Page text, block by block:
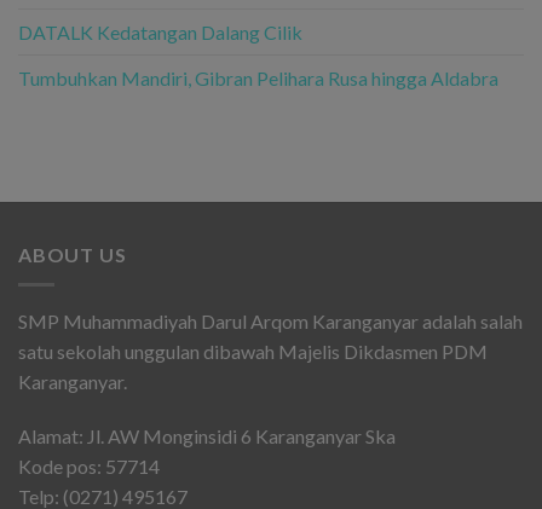
DATALK Kedatangan Dalang Cilik
Tumbuhkan Mandiri, Gibran Pelihara Rusa hingga Aldabra
ABOUT US
SMP Muhammadiyah Darul Arqom Karanganyar adalah salah
satu sekolah unggulan dibawah Majelis Dikdasmen PDM
Karanganyar.
Alamat: Jl. AW Monginsidi 6 Karanganyar Ska
Kode pos: 57714
Telp: (0271) 495167